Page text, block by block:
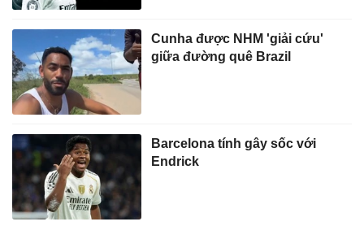
Cunha được NHM 'giải cứu'
giữa đường quê Brazil
Barcelona tính gây sốc với
Endrick